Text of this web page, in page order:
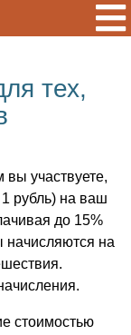
тех,
вы участвуете,
рубль) на ваш
до 15%
начисляются на
стоимостью